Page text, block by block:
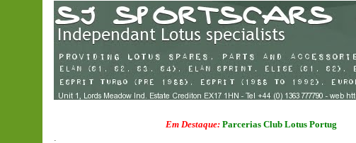
Em Destaque:Parcerias Club Lotus Portugal